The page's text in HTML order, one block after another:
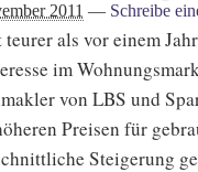
2011 — Schreibe
als vor einem
im
von LBS und
Preisen für
Steigerung